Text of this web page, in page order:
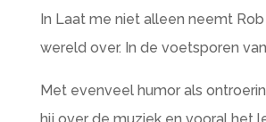
In Laat me niet alleen neemt
wereld over. In de voetsporen
Met evenveel humor als
hij over de muziek en vooral het